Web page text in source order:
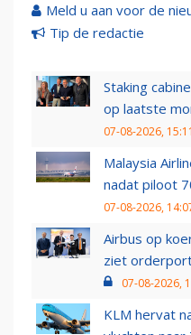
Meld u aan voor de
Tip de redactie
Staking
op laatste
07-08-2026, 15:11
Malaysia
nadat piloot
07-08-2026,
Airbus op
ziet
07-08-2026,
KLM hervat